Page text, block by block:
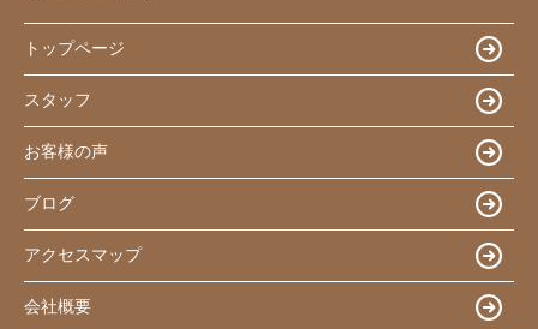
トップページ
スタッフ
お客様の声
ブログ
アクセスマップ
会社概要